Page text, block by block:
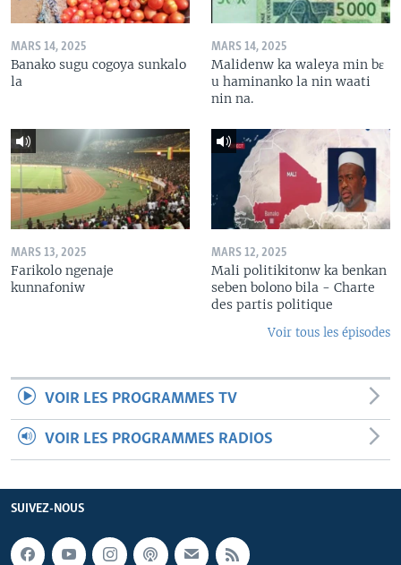
MARS 14, 2025
Banako sugu cogoya sunkalo
la
MARS 14, 2025
Malidenw ka waleya min bɛ
u haminanko la nin waati
nin na.
MARS 13, 2025
Farikolo ngenaje
kunnafoniw
MARS 12, 2025
Mali politikitonw ka benkan
seben bolono bila - Charte
des partis politique
Voir tous les épisodes
VOIR LES PROGRAMMES TV
VOIR LES PROGRAMMES RADIOS
SUIVEZ-NOUS